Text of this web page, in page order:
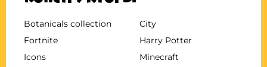
Botanicals collection
City
Fortnite
Harry Potter
Icons
Minecraft